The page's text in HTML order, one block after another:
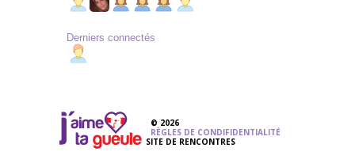
© 2026
RÈGLES DE CONDIFIDENTIALITÉ
SITE DE RENCONTRES
Derniers connectés